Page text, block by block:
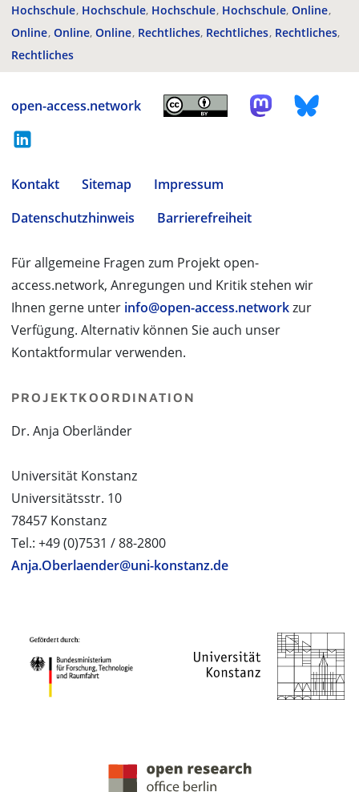
Hochschule Hochschule Hochschule Hochschule Online
Online Online Online Rechtliches Rechtliches Rechtliches
Rechtliches
open-access.network
Kontakt Sitemap
Impressum
Datenschutzhinweis
Barrierefreiheit
Für allgemeine Fragen zum Projekt open-
access.network, Anregungen und Kritik stehen wir
Ihnen gerne unter info@open-access.networkzur
Verfügung. Alternativ können Sie auch unser
Kontaktformular verwenden.
PROJEKTKOORDINATION
Dr. Anja Oberländer
Universität Konstanz
Universitätsstr. 10
78457 Konstanz
Tel.: +49 (0)7531 / 88-2800
Anja.Oberlaender@uni-konstanz.de